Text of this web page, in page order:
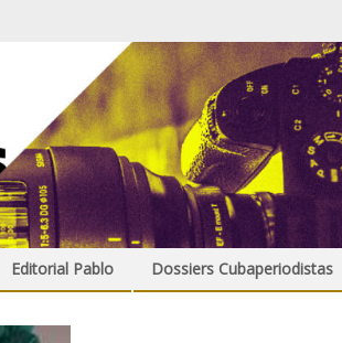
Editorial Pablo Dossiers Cubaperiodistas